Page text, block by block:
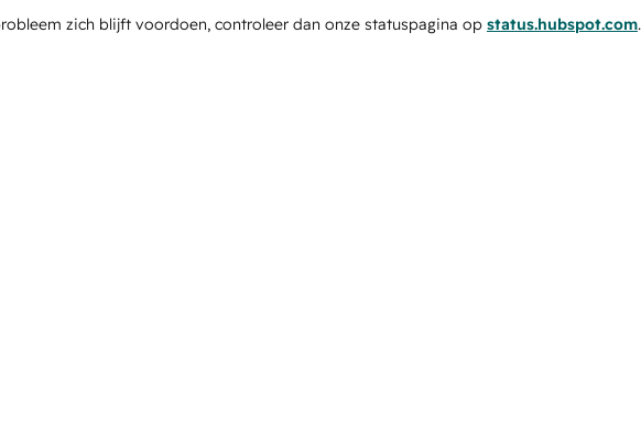
zich blijft voordoen, controleer dan onze statuspagina op status.hubspot.com.